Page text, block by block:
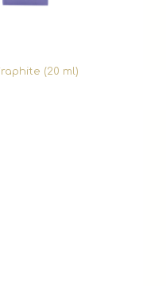
(20 ml)